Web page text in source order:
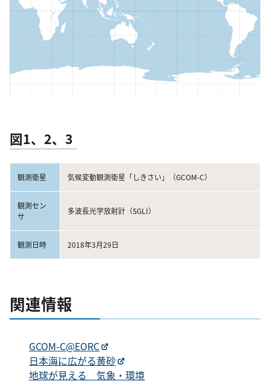
図1、2、3
観測衛星 気候変動観測衛星「しきさい」（GCOM-C）
観測セン
サ
多波長光学放射計（SGLI）
観測日時 2018年3月29日
関連情報
GCOM-C@EORC
日本海に広がる黄砂
地球が見える 気象・環境